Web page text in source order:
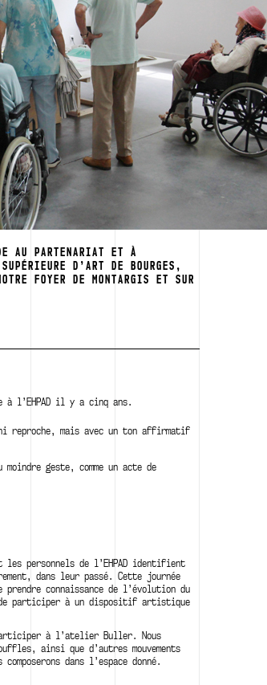
AU PARTENARIAT ET À
D’ART DE BOURGES,
FOYER DE MONTARGIS ET SUR
à l’EHPAD il y a cinq ans.
mais avec un ton affirmatif
geste, comme un acte de
personnels de l’EHPAD identifient
dans leur passé. Cette journée
connaissance de l’évolution du
participer à un dispositif artistique
à l’atelier Buller. Nous
ainsi que d’autres mouvements
dans l’espace donné.